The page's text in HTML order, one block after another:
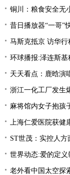
铜川：粮食安全无
昔日播放器“一哥”
马斯克抵京 访华
环球播报:泽连斯
天天看点：鹿晗演
浙江一化工厂发生
麻将馆内女子抱孩
上海仁爱医院获健
ST世茂：实控人
世界动态:爱的定义
老外看中国太空探